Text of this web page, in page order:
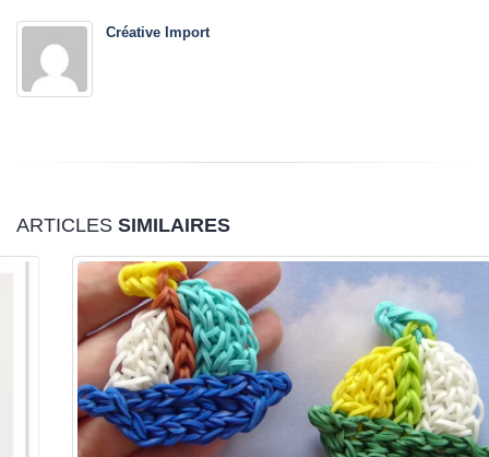
Créative Import
ARTICLES SIMILAIRES